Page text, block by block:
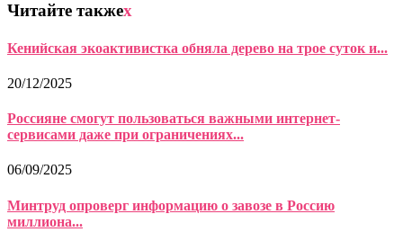
Читайте такжеx
Кенийская экоактивистка обняла дерево на трое суток и...
20/12/2025
Россияне смогут пользоваться важными интернет-
сервисами даже при ограничениях...
06/09/2025
Минтруд опроверг информацию о завозе в Россию
миллиона...